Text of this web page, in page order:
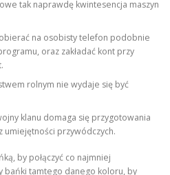
THERAPY
tak naprawdę kwintesencja maszyn
na osobisty telefon podobnie
oraz zakładać kont przy
rolnym nie wydaje się być
klanu domaga się przygotowania
przywódczych.
by połączyć co najmniej
bańki tamtego danego koloru, by